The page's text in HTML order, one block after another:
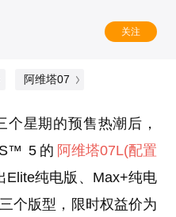
关注
阿维塔07
星期的预售热潮后，
5的 阿维塔07L(配置
Elite纯电版、Max+纯电
个版型，限时权益价为